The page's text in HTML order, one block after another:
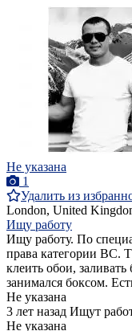
Не указана
1
Удалить из
London, United
Ищу работу
Ищу работу. По
права категории ВС.
клеить обои,
занимался боксом.
Не указана
3 лет назад Ищут
Не указана